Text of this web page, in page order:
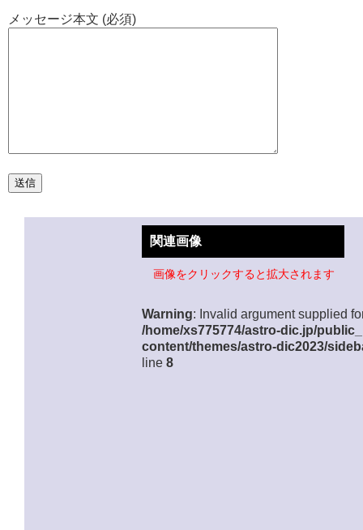
メッセージ本文 (必須)
関連画像
画像をクリックすると拡大されます
Warning: Invalid argument supplied
/home/xs775774/astro-dic.jp/
content/themes/astro-dic2023/
line 8